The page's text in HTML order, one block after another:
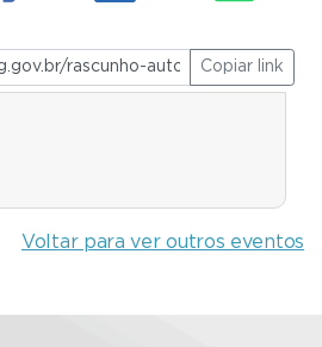
Copiar link
Voltar para ver outros eventos